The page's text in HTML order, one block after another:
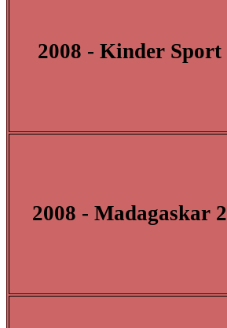
2008 - Kinder Sport
2008 - Madagaskar 2